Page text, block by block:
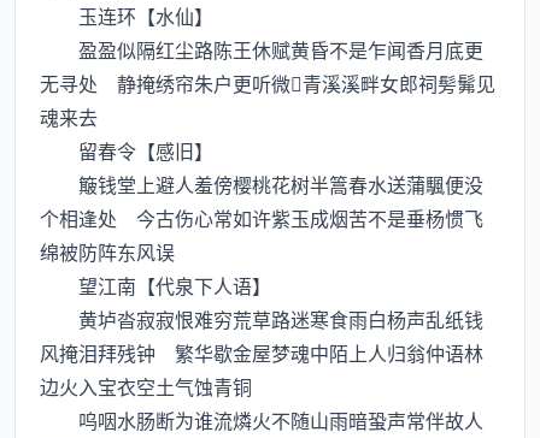
玉连环【水仙】
盈盈似隔红尘路陈王休赋黄昏不是乍闻香月底更
无寻处 静掩绣帘朱户更听微青溪溪畔女郎祠髣髴见
魂来去
留春令【感旧】
簸钱堂上避人羞傍樱桃花树半篙春水送蒲颿便没
个相逢处 今古伤心常如许紫玉成烟苦不是垂杨惯飞
绵被防阵东风误
望江南【代泉下人语】
黄垆沓寂寂恨难穷荒草路迷寒食雨白杨声乱纸钱
风掩泪拜残钟 繁华歇金屋梦魂中陌上人归翁仲语林
边火入宝衣空土气蚀青铜
呜咽水肠断为谁流燐火不随山雨暗蛩声常伴故人